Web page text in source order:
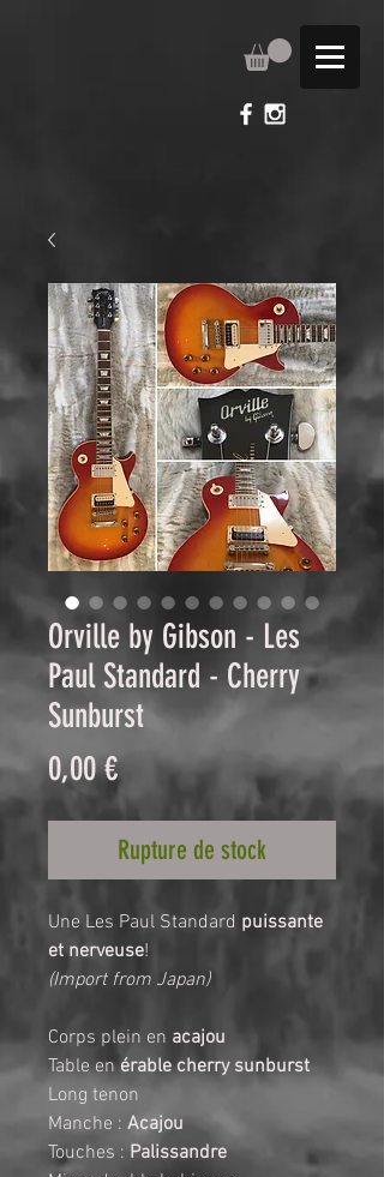
Orville by Gibson - Les
Paul Standard - Cherry
Sunburst
0,00 €Prix
Rupture de stock
Une Les Paul Standard puissante
et nerveuse!
(Import from Japan)
Corps plein en acajou
Table en érable cherry sunburst
Long tenon
Manche : Acajou
Touches : Palissandre